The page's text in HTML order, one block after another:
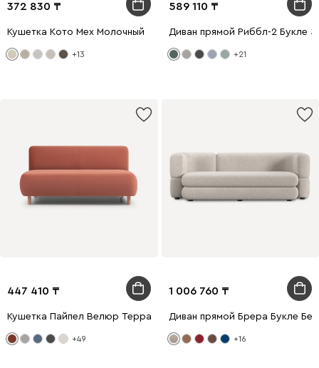
372 830
Кушетка Кото Мех Молочный
+13
589 110
Диван прямой Риббл-2 Букле
+21
447 410
Кушетка Пайпел Велюр Терракотовый
+49
1 006 760
Диван прямой Брера Букле
+16